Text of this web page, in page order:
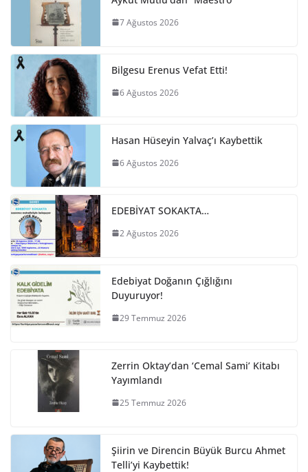
7 Ağustos 2026
Bilgesu Erenus Vefat Etti!
6 Ağustos 2026
Hasan Hüseyin Yalvaç’ı Kaybettik
6 Ağustos 2026
EDEBİYAT SOKAKTA…
2 Ağustos 2026
Edebiyat Doğanın Çığlığını
Duyuruyor!
29 Temmuz 2026
Zerrin Oktay’dan ‘Cemal Sami’ Kitabı
Yayımlandı
25 Temmuz 2026
Şiirin ve Direncin Büyük Burcu Ahmet
Telli’yi Kaybettik!